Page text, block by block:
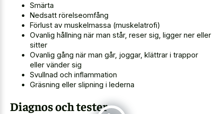
Smärta
Nedsatt rörelseomfång
Förlust av muskelmassa (muskelatrofi)
Ovanlig hållning när man står, reser sig, ligger ner eller
sitter
Ovanlig gång när man går, joggar, klättrar i trappor
eller vänder sig
Svullnad och inflammation
Gräsning eller slipning i lederna
Diagnos och tester